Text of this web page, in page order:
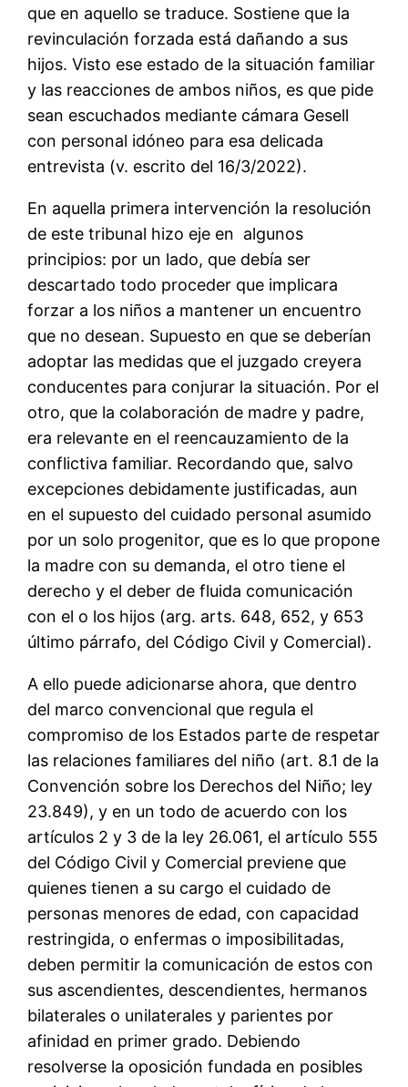
que en aquello se traduce. Sostiene que la
revinculación forzada está dañando a sus
hijos. Visto ese estado de la situación familiar
y las reacciones de ambos niños, es que pide
sean escuchados mediante cámara Gesell
con personal idóneo para esa delicada
entrevista (v. escrito del 16/3/2022).
En aquella primera intervención la resolución
de este tribunal hizo eje en algunos
principios: por un lado, que debía ser
descartado todo proceder que implicara
forzar a los niños a mantener un encuentro
que no desean. Supuesto en que se deberían
adoptar las medidas que el juzgado creyera
conducentes para conjurar la situación. Por el
otro, que la colaboración de madre y padre,
era relevante en el reencauzamiento de la
conflictiva familiar. Recordando que, salvo
excepciones debidamente justificadas, aun
en el supuesto del cuidado personal asumido
por un solo progenitor, que es lo que propone
la madre con su demanda, el otro tiene el
derecho y el deber de fluida comunicación
con el o los hijos (arg. arts. 648, 652, y 653
último párrafo, del Código Civil y Comercial).
A ello puede adicionarse ahora, que dentro
del marco convencional que regula el
compromiso de los Estados parte de respetar
las relaciones familiares del niño (art. 8.1 de la
Convención sobre los Derechos del Niño; ley
23.849), y en un todo de acuerdo con los
artículos 2 y 3 de la ley 26.061, el artículo 555
del Código Civil y Comercial previene que
quienes tienen a su cargo el cuidado de
personas menores de edad, con capacidad
restringida, o enfermas o imposibilitadas,
deben permitir la comunicación de estos con
sus ascendientes, descendientes, hermanos
bilaterales o unilaterales y parientes por
afinidad en primer grado. Debiendo
resolverse la oposición fundada en posibles